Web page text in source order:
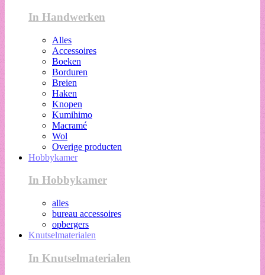
In Handwerken
Alles
Accessoires
Boeken
Borduren
Breien
Haken
Knopen
Kumihimo
Macramé
Wol
Overige producten
Hobbykamer
In Hobbykamer
alles
bureau accessoires
opbergers
Knutselmaterialen
In Knutselmaterialen